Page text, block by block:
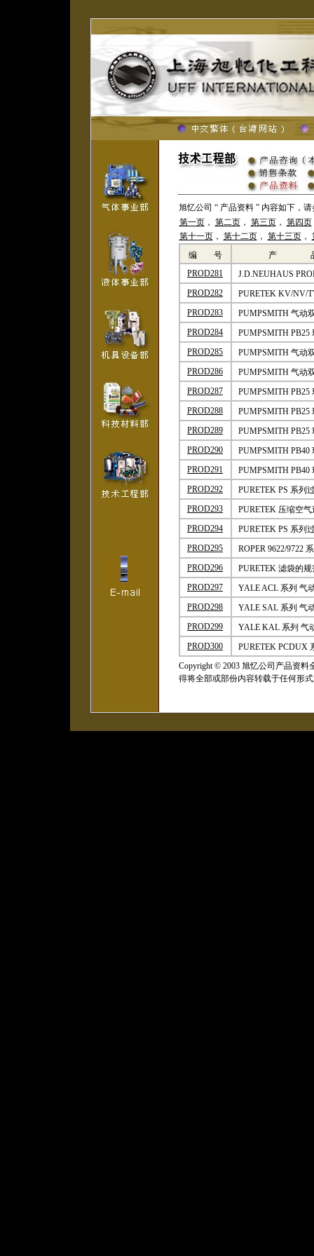
旭忆公司 “ 产品资料 ” 内容如下，请
第一页， 第二页， 第三页， 第四页
第十一页， 第十二页， 第十三页，
编 号
产
PROD281
J.D.NEUHAUS
PROD282
PURETEK KV/NV/
PROD283
PUMPSMITH 气动
PROD284
PUMPSMITH PB25
PROD285
PUMPSMITH 气动
PROD286
PUMPSMITH 气动
PROD287
PUMPSMITH PB25
PROD288
PUMPSMITH PB25
PROD289
PUMPSMITH PB25
PROD290
PUMPSMITH PB40
PROD291
PUMPSMITH PB40
PROD292
PURETEK PS 系列
PROD293
PURETEK 压缩空气
PROD294
PURETEK PS 系列
PROD295
ROPER 9622/9722
PROD296
PURETEK 滤袋的
PROD297
YALE ACL 系列 气
PROD298
YALE SAL 系列 气
PROD299
YALE KAL 系列 气
PROD300
PURETEK PCDUX
Copyright© 2003 旭忆公司产品资
得将全部或部份内容转载于任何形